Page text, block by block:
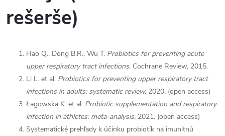
rešerše)
Hao Q., Dong B.R., Wu T. Probiotics for preventing acute
upper respiratory tract infections. Cochrane Review, 2015.
Li L. et al. Probiotics for preventing upper respiratory tract
infections in adults: systematic review. 2020. (open access)
Łagowska K. et al. Probiotic supplementation and respiratory
infection in athletes: meta-analysis. 2021. (open access)
Systematické prehľady k účinku probiotík na imunitnú